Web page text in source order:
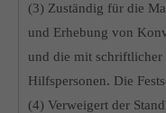
(3) Zuständig für die
und Erhebung von
und die mit schriftlicher
Hilfspersonen. Die
(4) Verweigert der